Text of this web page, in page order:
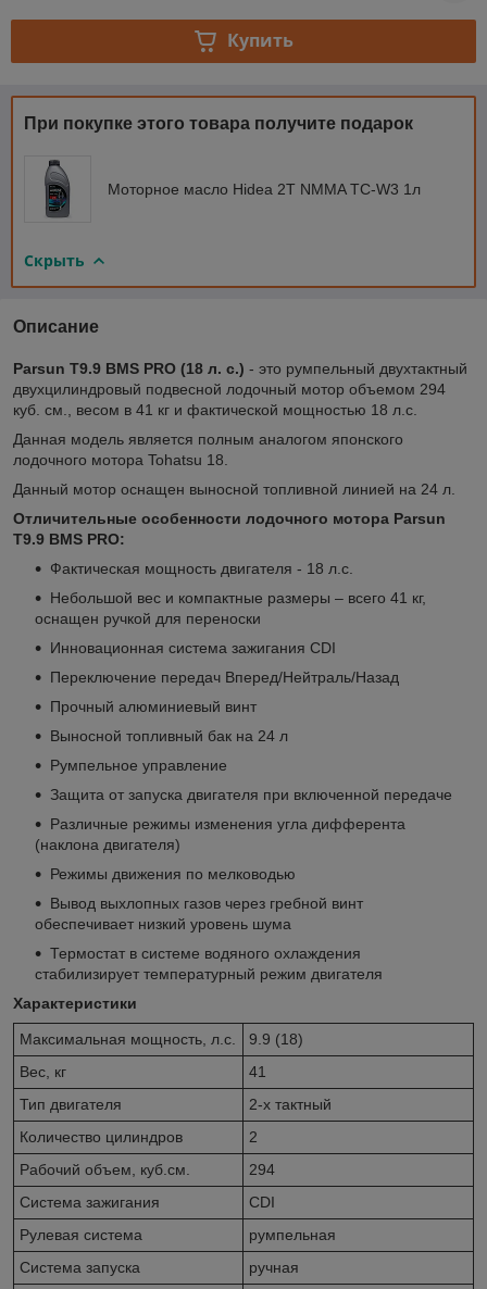
Купить
При покупке этого товара получите подарок
Моторное масло Hidea 2T NMMA TC-W3 1л
Скрыть
Описание
Parsun T9.9 BMS PRO (18 л. с.) - это румпельный двухтактный
двухцилиндровый подвесной лодочный мотор объемом 294
куб. см., весом в 41 кг и фактической мощностью 18 л.с.
Данная модель является полным аналогом японского
лодочного мотора Tohatsu 18.
Данный мотор оснащен выносной топливной линией на 24 л.
Отличительные особенности лодочного мотора Parsun
T9.9 BMS PRO:
Фактическая мощность двигателя - 18 л.с.
Небольшой вес и компактные размеры – всего 41 кг,
оснащен ручкой для переноски
Инновационная система зажигания CDI
Переключение передач Вперед/Нейтраль/Назад
Прочный алюминиевый винт
Выносной топливный бак на 24 л
Румпельное управление
Защита от запуска двигателя при включенной передаче
Различные режимы изменения угла дифферента
(наклона двигателя)
Режимы движения по мелководью
Вывод выхлопных газов через гребной винт
обеспечивает низкий уровень шума
Термостат в системе водяного охлаждения
стабилизирует температурный режим двигателя
Характеристики
Максимальная мощность, л.с.
9.9 (18)
Вес, кг
41
Тип двигателя
2-х тактный
Количество цилиндров
2
Рабочий объем, куб.см.
294
Система зажигания
CDI
Рулевая система
румпельная
Система запуска
ручная